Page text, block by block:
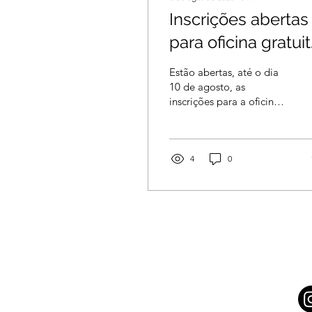
Inscrições abertas
para oficina
de dança
contemporânea
sobre corpo,
memória e
no Recife
Estão abertas, até o dia
10 de agosto, as
inscrições para a oficina
Movimento”
4 0